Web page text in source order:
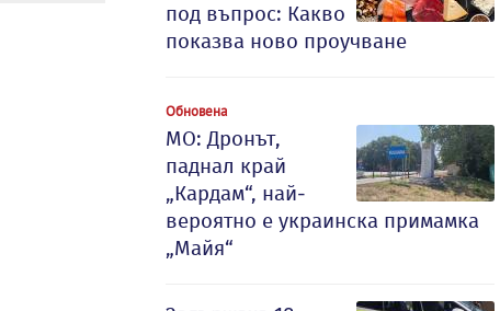
под въпрос: Какво
показва ново проучване
Обновена
МО: Дронът,
паднал край
„Кардам“, най-
вероятно е украинска примамка
„Майя“